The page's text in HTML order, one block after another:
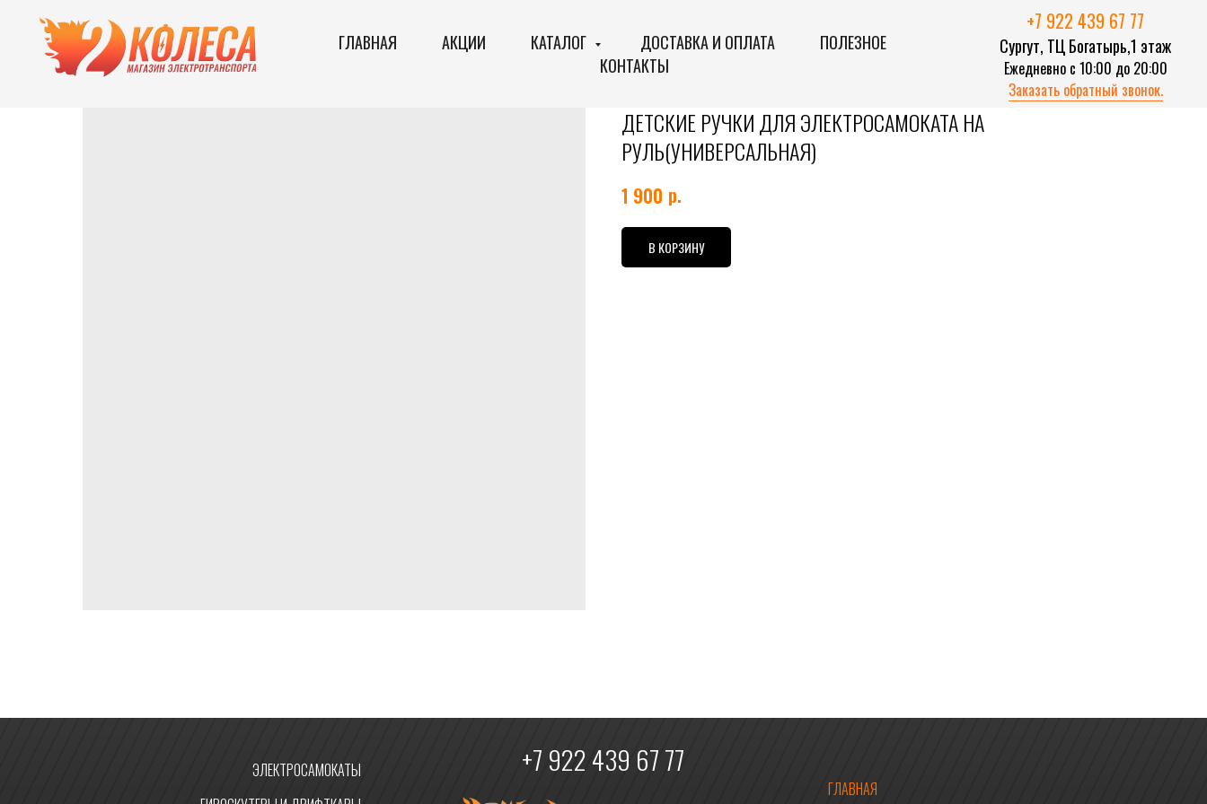
ГЛАВНАЯ АКЦИИ КАТАЛОГ ДОСТАВКА И ОПЛАТА
ПОЛЕЗНОЕ
КОНТАКТЫ
+7 922 439 67 77
Сургут, ТЦ Богатырь,1 этаж
Ежедневно с 10:00 до 20:00
Заказать обратный звонок.
ДЕТСКИЕ РУЧКИ ДЛЯ ЭЛЕКТРОСАМОКАТА НА
РУЛЬ(УНИВЕРСАЛЬНАЯ)
1 900 р.
В КОРЗИНУ
ЭЛЕКТРОСАМОКАТЫ
ГЛАВНАЯ
+7 922 439 67 77